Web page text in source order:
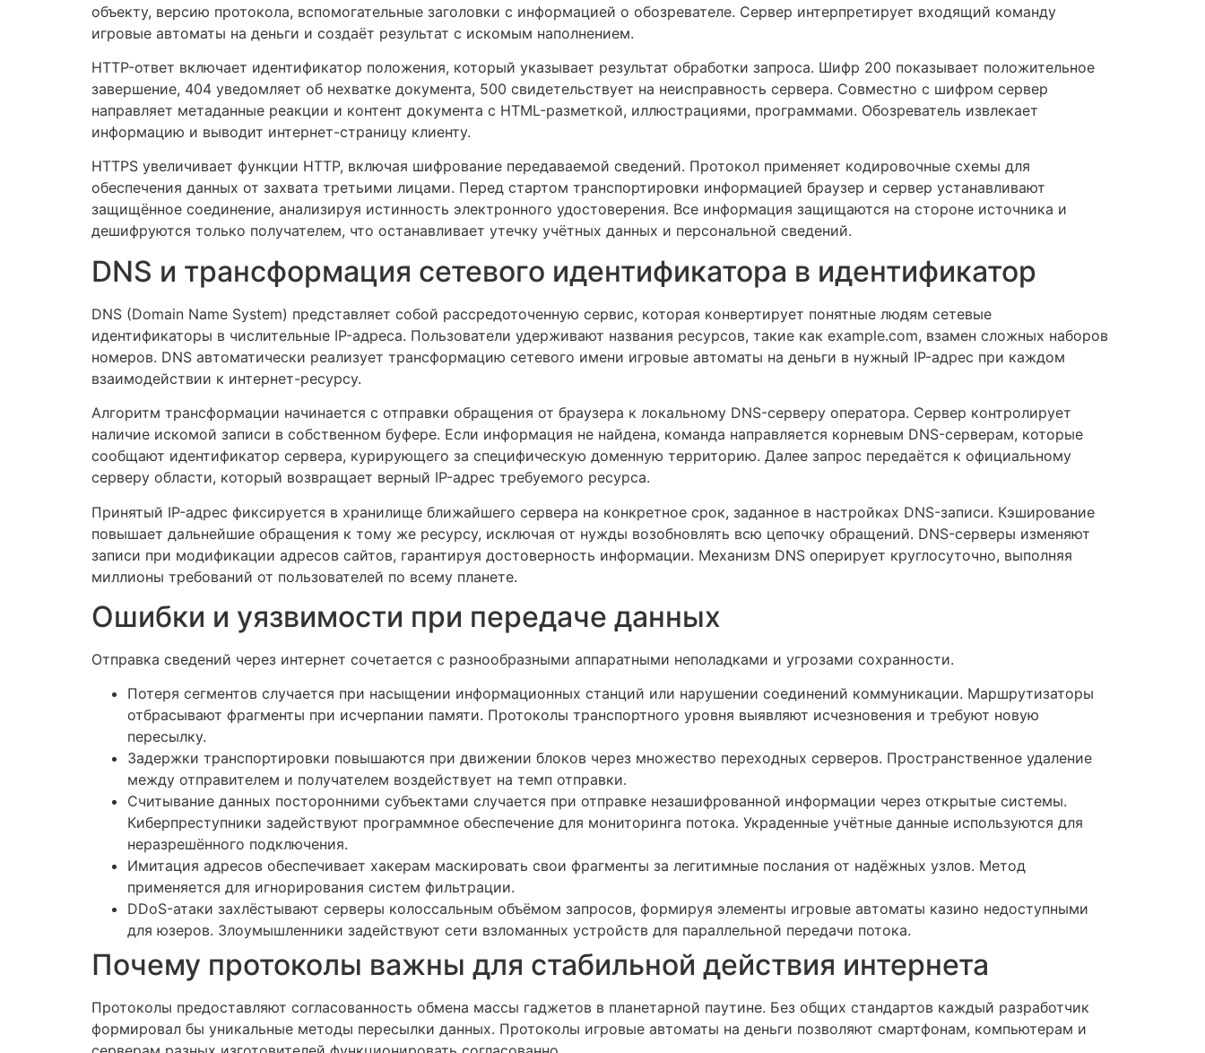
объекту, версию протокола, вспомогательные заголовки с информацией о обозревателе. Сервер интерпретирует входящий команду
игровые автоматы на деньги и создаёт результат с искомым наполнением.
HTTP-ответ включает идентификатор положения, который указывает результат обработки запроса. Шифр 200 показывает положительное
завершение, 404 уведомляет об нехватке документа, 500 свидетельствует на неисправность сервера. Совместно с шифром сервер
направляет метаданные реакции и контент документа с HTML-разметкой, иллюстрациями, программами. Обозреватель извлекает
информацию и выводит интернет-страницу клиенту.
HTTPS увеличивает функции HTTP, включая шифрование передаваемой сведений. Протокол применяет кодировочные схемы для
обеспечения данных от захвата третьими лицами. Перед стартом транспортировки информацией браузер и сервер устанавливают
защищённое соединение, анализируя истинность электронного удостоверения. Все информация защищаются на стороне источника и
дешифруются только получателем, что останавливает утечку учётных данных и персональной сведений.
DNS и трансформация сетевого идентификатора в идентификатор
DNS (Domain Name System) представляет собой рассредоточенную сервис, которая конвертирует понятные людям сетевые
идентификаторы в числительные IP-адреса. Пользователи удерживают названия ресурсов, такие как example.com, взамен сложных наборов
номеров. DNS автоматически реализует трансформацию сетевого имени игровые автоматы на деньги в нужный IP-адрес при каждом
взаимодействии к интернет-ресурсу.
Алгоритм трансформации начинается с отправки обращения от браузера к локальному DNS-серверу оператора. Сервер контролирует
наличие искомой записи в собственном буфере. Если информация не найдена, команда направляется корневым DNS-серверам, которые
сообщают идентификатор сервера, курирующего за специфическую доменную территорию. Далее запрос передаётся к официальному
серверу области, который возвращает верный IP-адрес требуемого ресурса.
Принятый IP-адрес фиксируется в хранилище ближайшего сервера на конкретное срок, заданное в настройках DNS-записи. Кэширование
повышает дальнейшие обращения к тому же ресурсу, исключая от нужды возобновлять всю цепочку обращений. DNS-серверы изменяют
записи при модификации адресов сайтов, гарантируя достоверность информации. Механизм DNS оперирует круглосуточно, выполняя
миллионы требований от пользователей по всему планете.
Ошибки и уязвимости при передаче данных
Отправка сведений через интернет сочетается с разнообразными аппаратными неполадками и угрозами сохранности.
Потеря сегментов случается при насыщении информационных станций или нарушении соединений коммуникации. Маршрутизаторы
отбрасывают фрагменты при исчерпании памяти. Протоколы транспортного уровня выявляют исчезновения и требуют новую
пересылку.
Задержки транспортировки повышаются при движении блоков через множество переходных серверов. Пространственное удаление
между отправителем и получателем воздействует на темп отправки.
Считывание данных посторонними субъектами случается при отправке незашифрованной информации через открытые системы.
Киберпреступники задействуют программное обеспечение для мониторинга потока. Украденные учётные данные используются для
неразрешённого подключения.
Имитация адресов обеспечивает хакерам маскировать свои фрагменты за легитимные послания от надёжных узлов. Метод
применяется для игнорирования систем фильтрации.
DDoS-атаки захлёстывают серверы колоссальным объёмом запросов, формируя элементы игровые автоматы казино недоступными
для юзеров. Злоумышленники задействуют сети взломанных устройств для параллельной передачи потока.
Почему протоколы важны для стабильной действия интернета
Протоколы предоставляют согласованность обмена массы гаджетов в планетарной паутине. Без общих стандартов каждый разработчик
формировал бы уникальные методы пересылки данных. Протоколы игровые автоматы на деньги позволяют смартфонам, компьютерам и